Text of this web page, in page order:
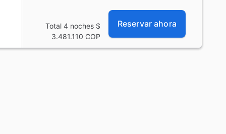
Total 4 noches $
3.481.110 COP
Reservar ahora